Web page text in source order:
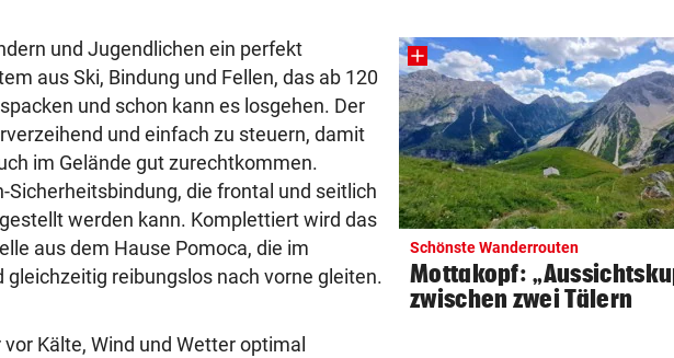
und Jugendlichen ein perfekt
aus Ski, Bindung und Fellen, das ab 120
und schon kann es losgehen. Der
und einfach zu steuern, damit
im Gelände gut zurechtkommen.
Sicherheitsbindung, die frontal und seitlich
werden kann. Komplettiert wird das
aus dem Hause Pomoca, die im
reibungslos nach vorne gleiten.
Kälte, Wind und Wetter optimal
ZU SAISONSTART ZURÜCK? vor
Lamparter meldet sich
aus der Klinik
RUSSISCHE LUFTANGRIFFE vor
Kiew schutzlos: Bub (3) und
Großeltern getötet
TELEFON LÄUFT HEISS
Mediziner verschiebt seine
Pension für Patienten
Schönste Wanderrouten
Mottakopf:
zwischen zwei Tälern